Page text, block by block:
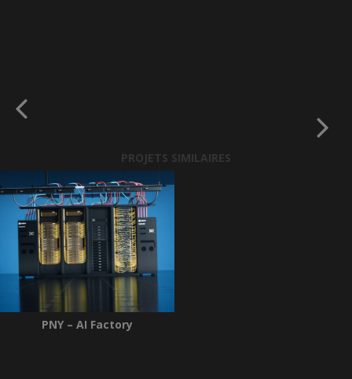
PROJETS SIMILAIRES
PNY – AI Factory